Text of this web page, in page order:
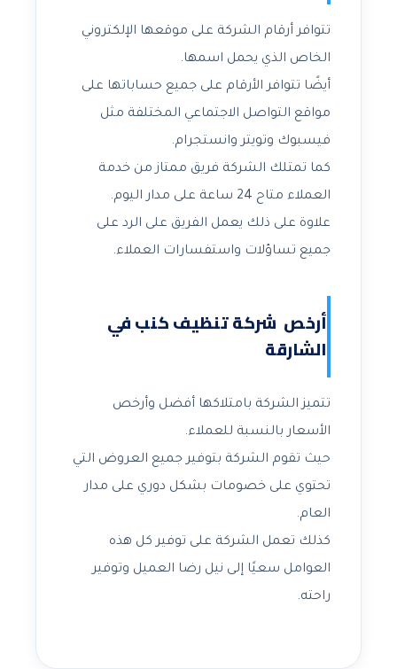
تتوافر أرقام الشركة على موقعها الإلكتروني
الخاص الذي يحمل اسمها.
أيضًا تتوافر الأرقام على جميع حساباتها على
مواقع التواصل الاجتماعي المختلفة مثل
فيسبوك وتويتر وانستجرام.
كما تمتلك الشركة فريق ممتاز من خدمة
العملاء متاح 24 ساعة على مدار اليوم.
علاوة على ذلك يعمل الفريق على الرد على
جميع تساؤلات واستفسارات العملاء.
أرخص شركة تنظيف كنب في
الشارقة
تتميز الشركة بامتلاكها أفضل وأرخص
الأسعار بالنسبة للعملاء.
حيث تقوم الشركة بتوفير جميع العروض التي
تحتوي على خصومات بشكل دوري على مدار
العام.
كذلك تعمل الشركة على توفير كل هذه
العوامل سعيًا إلى نيل رضا العميل وتوفير
راحته.